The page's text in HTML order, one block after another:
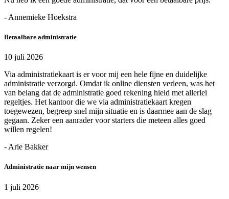
- Annemieke Hoekstra
Betaalbare administratie
10 juli 2026
Via administratiekaart is er voor mij een hele fijne en duidelijke
administratie verzorgd. Omdat ik online diensten verleen, was het
van belang dat de administratie goed rekening hield met allerlei
regeltjes. Het kantoor die we via administratiekaart kregen
toegewezen, begreep snel mijn situatie en is daarmee aan de slag
gegaan. Zeker een aanrader voor starters die meteen alles goed
willen regelen!
- Arie Bakker
Administratie naar mijn wensen
1 juli 2026